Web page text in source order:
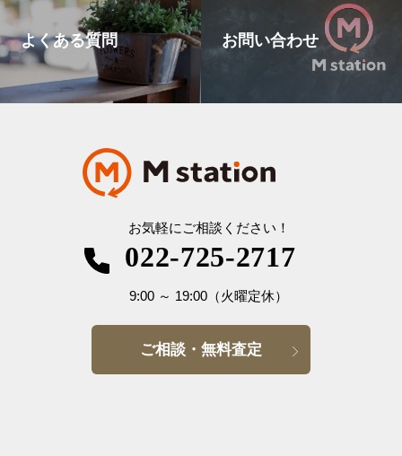
よくある質問 お問い合わせ
お気軽にご相談ください！
022-725-2717
9:00～ 19:00（火曜定休）
ご相談・無料査定